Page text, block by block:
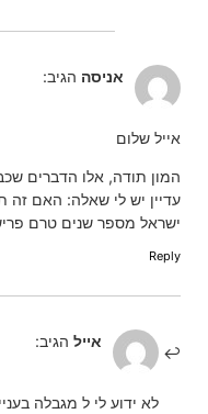
אניסה הגיב:
אייל שלום
המון תודה, אלו הדברים
עדיין יש לי שאלה: האם
ישראל מספר שנים טרם
Reply
אייל הגיב:
לא ידוע לי ל מגבלה